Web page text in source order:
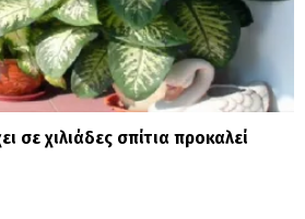
σε χιλιάδες σπίτια προκαλεί